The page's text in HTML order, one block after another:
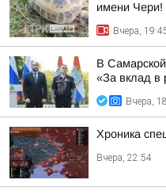
имени Чери!
Вчера,
В
«За вклад в
Вчера,
Хроника
Вчера, 22:54